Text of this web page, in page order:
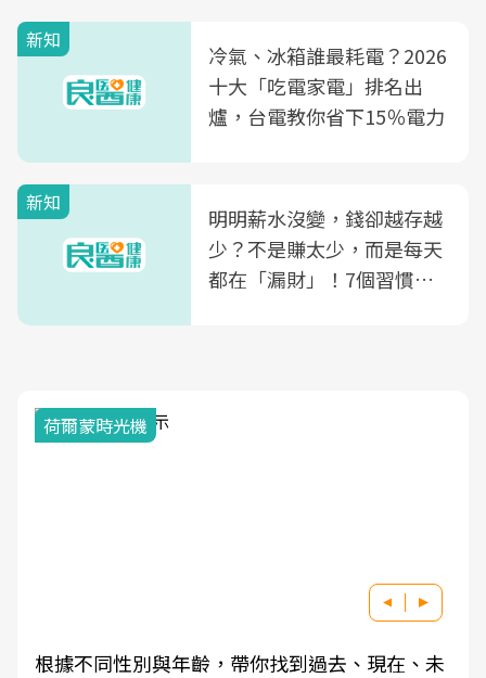
光田醫院建構360度女性健
康照護生態圈
新知
冷氣、冰箱誰最耗電？2026
十大「吃電家電」排名出
爐，台電教你省下15％電力
新知
明明薪水沒變，錢卻越存越
少？不是賺太少，而是每天
都在「漏財」！7個習慣一
荷爾蒙時光機
根據不同性別與年齡，帶你找到過去、現在、未